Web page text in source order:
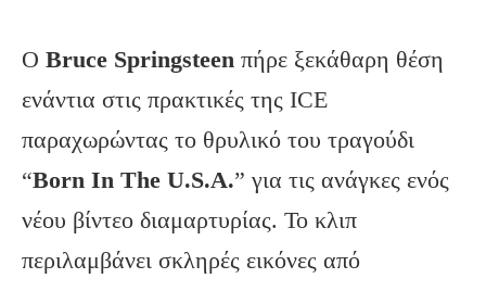
Ο Bruce Springsteen πήρε ξεκάθαρη θέση
ενάντια στις πρακτικές της ICE
παραχωρώντας το θρυλικό του τραγούδι
“Born In The U.S.A.” για τις ανάγκες ενός
νέου βίντεο διαμαρτυρίας. Το κλιπ
περιλαμβάνει σκληρές εικόνες από